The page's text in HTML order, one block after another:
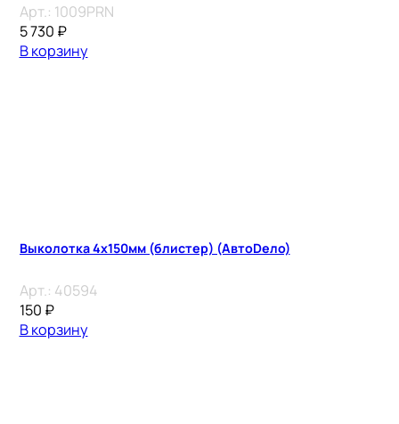
Арт.: 1009PRN
5 730 ₽
В корзину
Выколотка 4х150мм (блистер) (АвтоDело)
Арт.: 40594
150 ₽
В корзину